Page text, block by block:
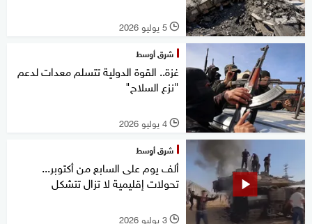
l 5 يوليو 2026
شرق أوسط
غزة.. القوة الدولية تتسلم معدات لدعم
"نزع السلاح"
l 4 يوليو 2026
شرق أوسط
ألف يوم على السابع من أكتوبر...
تحولات إقليمية لا تزال تتشكل
l 3 يوليو 2026